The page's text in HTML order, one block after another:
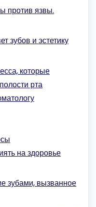
против язвы.
зубов и эстетику
которые
рта
на здоровье
зубами, вызванное